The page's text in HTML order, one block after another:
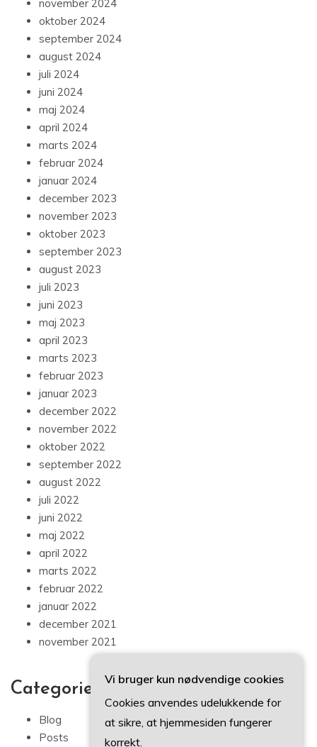
november 2024
oktober 2024
september 2024
august 2024
juli 2024
juni 2024
maj 2024
april 2024
marts 2024
februar 2024
januar 2024
december 2023
november 2023
oktober 2023
september 2023
august 2023
juli 2023
juni 2023
maj 2023
april 2023
marts 2023
februar 2023
januar 2023
december 2022
november 2022
oktober 2022
september 2022
august 2022
juli 2022
juni 2022
maj 2022
april 2022
marts 2022
februar 2022
januar 2022
december 2021
november 2021
Categories
Blog
Posts
Vi bruger kun nødvendige cookies
Cookies anvendes udelukkende for
at sikre, at hjemmesiden fungerer
korrekt.